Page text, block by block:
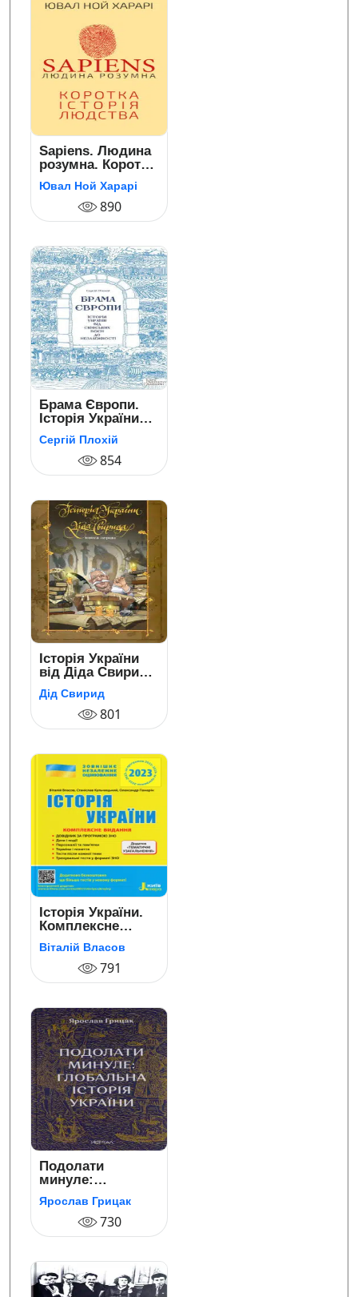
Sapiens. Людина
розумна. Коротка
історія людства
Ювал Ной Харарі
890
Брама Європи.
Історія України
від скіфських
воєн до
незалежності
Сергій Плохій
854
Історія України
від Діда Свирида.
Книга 1
Дід Свирид
801
Історія України.
Комплексне
видання. ЗНО
2023 (+ Додаток
«Тематичні
узагальнення»)
Віталій Власов
791
Подолати
минуле:
глобальна історія
України
Ярослав Грицак
730